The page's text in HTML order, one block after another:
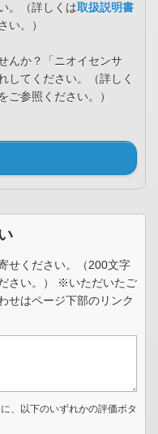
。（詳しくは取扱説明書
い。）
んか？「ニオイセンサ
してください。（詳しく
ご参照ください。）
せください。（200文字
さい。） ※いただいたご
せはページ下部のリンク
、以下のいずれかの評価ボタ